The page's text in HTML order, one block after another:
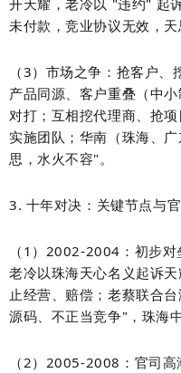
开天耀，老冷以 "违约" 起
未付款，竞业协议无效，天
（3）市场之争：抢客户、
产品同源、客户重叠（中
对打；互相挖代理商、抢
实施团队；华南（珠海、
思，水火不容"。
3. 十年对决：关键节点与
（1）2002-2004：初步
老冷以珠海天心名义起诉
止经营、赔偿；老蔡联合
源码、不正当竞争"，珠海
（2）2005-2008：官司